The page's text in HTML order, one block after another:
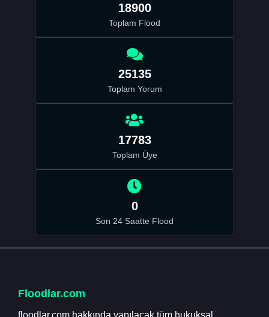
18900
Toplam Flood
25135
Toplam Yorum
17783
Toplam Üye
0
Son 24 Saatte Flood
Floodlar.com